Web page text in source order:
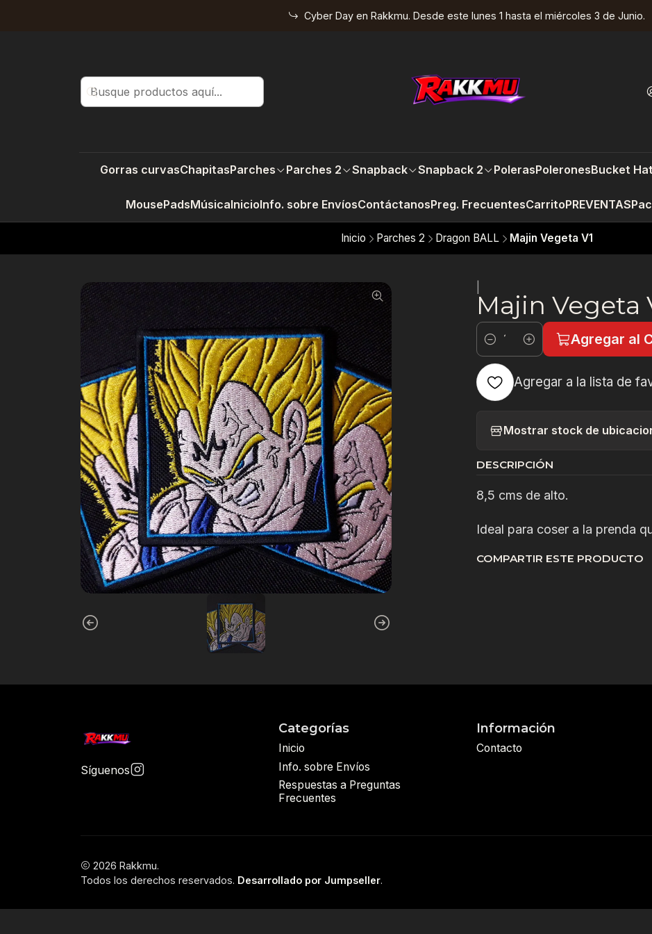
Gorras curvasChapitasParches Parches 2 Snapback Snapback 2 PolerasPoleronesBucket
MousePadsMúsicaInicioInfo. sobre EnvíosContáctanosPreg. FrecuentesCarritoPREVENTAS
Cyber Day en Rakkmu. Desde este lunes 1 hasta el miércoles 3 de Junio.
Inicio Parches 2 Dragon BALL Majin Vegeta V1
Majin Vegeta
Cantidad
Agregar al
Agregar a la lista de
Mostrar stock de
DESCRIPCIÓN
8,5 cms de alto.
Ideal para coser a la prenda
COMPARTIR ESTE PRODUCTO
Síguenos
Categorías
Inicio
Info. sobre Envíos
Respuestas a Preguntas
Frecuentes
Información
Contacto
2026 Rakkmu.
Todos los derechos reservados. Desarrollado por Jumpseller.